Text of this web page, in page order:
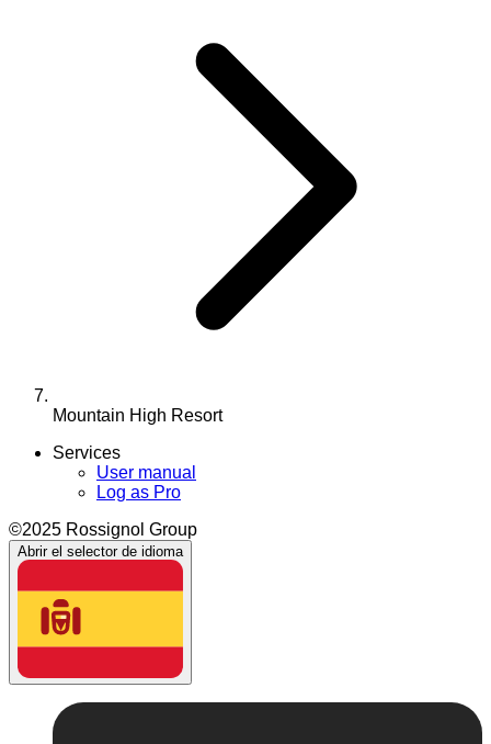
Mountain High Resort
Services
User manual
Log as Pro
©2025 Rossignol Group
Abrir el selector de idioma